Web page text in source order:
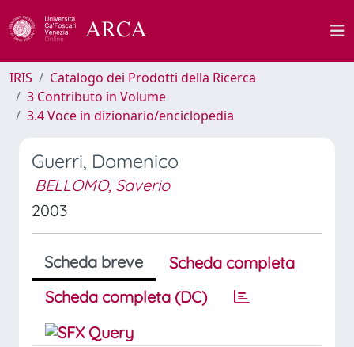
IRIS
Catalogo dei Prodotti della Ricerca
3 Contributo in Volume
3.4 Voce in dizionario/enciclopedia
Guerri, Domenico
BELLOMO, Saverio
2003
Scheda breve
Scheda completa
Scheda completa (DC)